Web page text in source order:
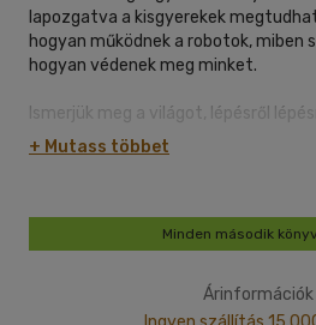
lapozgatva a kisgyerekek
hogyan működnek a robotok, miben
hogyan védenek meg minket.
Ismerjük meg a világot, lépésről
A Mit? Miért? Hogyan? Mini sorozat
meg környezetünk titkait. Kötetei
magyarázatok a könyv minden
praktikus és "strapabíró" könyvet
+ Mutass többet
Minden második
Árinformációk